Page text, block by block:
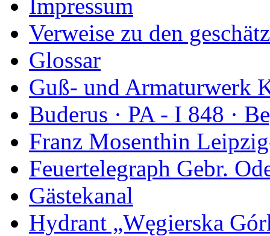
Impressum
Verweise zu den
Glossar
Guß- und Armaturwerk
Buderus · PA - I 848 ·
Franz Mosenthin
Feuertelegraph Gebr.
Gästekanal
Hydrant „Węgierska